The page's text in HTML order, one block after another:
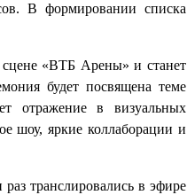
В формировании списка
«ВТБ Арены» и станет
будет посвящена теме
отражение в визуальных
шоу, яркие коллаборации и
транслировались в эфире